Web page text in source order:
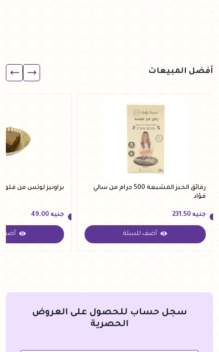
أفضل المبيعات
رقائق الخبز المشبعة 500 جرام من سالي
فؤاد
جنيه
جنيه 231.50
أضف للسلة
براونيز لوتس من
جنيه
جنيه 49.00
أضف
سجل حساب للحصول على العروض
الحصرية